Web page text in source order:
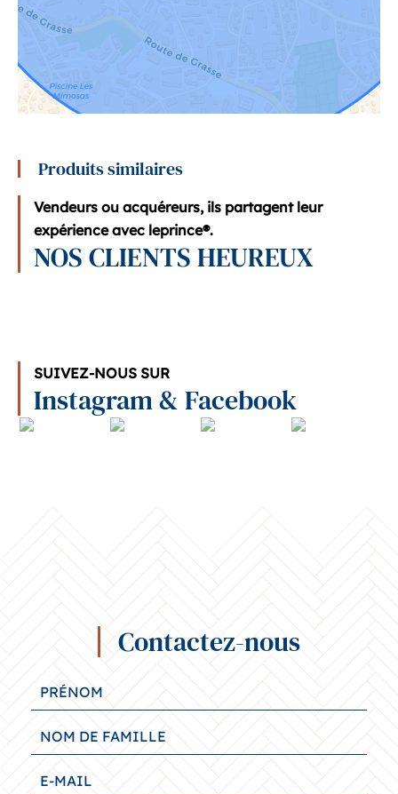
Produits similaires
Vendeurs ou acquéreurs, ils partagent leur
expérience avec leprince®.
NOS CLIENTS HEUREUX
SUIVEZ-NOUS SUR
Instagram & Facebook
Contactez-nous